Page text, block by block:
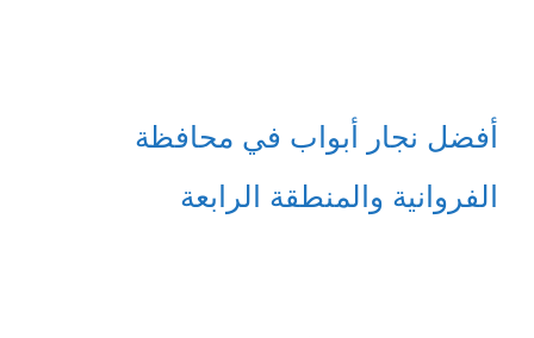
أفضل نجار أبواب في محافظة
الفروانية والمنطقة الرابعة